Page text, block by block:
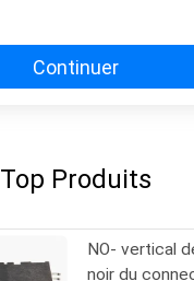
Continuer
Top Produits
NO- vertical
noir du